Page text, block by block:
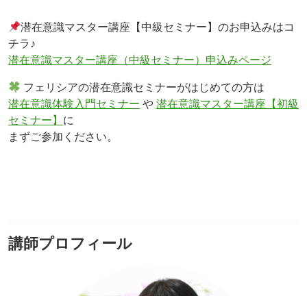
潜在意識マスター講座【中級セミナー】のお申込みはコ
チラ♪
潜在意識マスター講座（中級セミナー）申込みページ
フェリシアの潜在意識セミナーがはじめての方は
潜在意識体験入門セミナー や 潜在意識マスター講座【初級
セミナー】 に
まずご参加ください。
講師プロフィール